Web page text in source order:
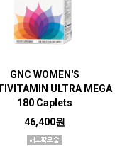
GNC WOMEN'S
ULTRA MEGA
180 Caplets
46,400원